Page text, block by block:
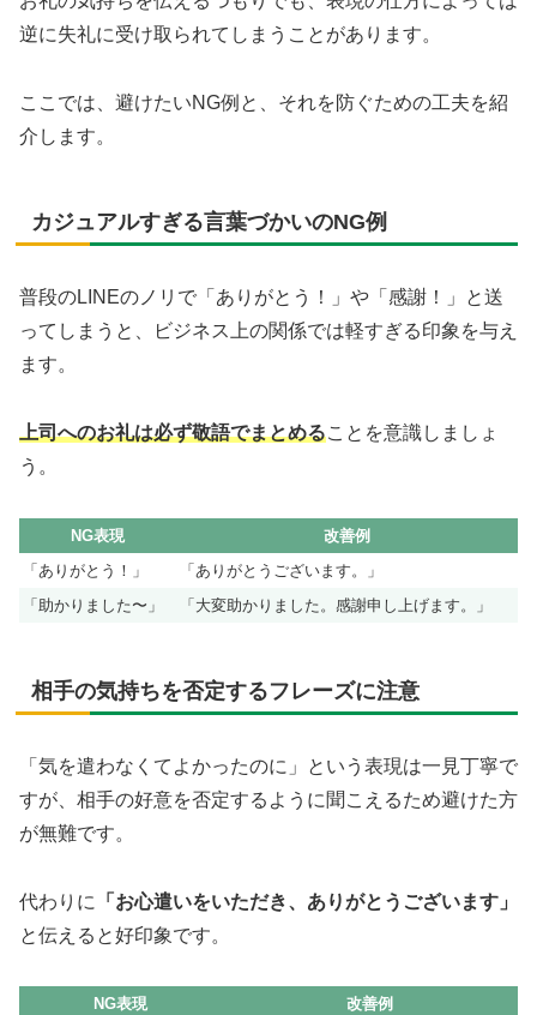
逆に失礼に受け取られてしまうことがあります。
ここでは、避けたいNG例と、それを防ぐための工夫を紹
介します。
カジュアルすぎる言葉づかいのNG例
普段のLINEのノリで「ありがとう！」や「感謝！」と送
ってしまうと、ビジネス上の関係では軽すぎる印象を与え
ます。
上司へのお礼は必ず敬語でまとめることを意識しましょ
う。
NG表現
改善例
「ありがとう！」
「ありがとうございます。」
「助かりました〜」
「大変助かりました。感謝申し上げます。」
相手の気持ちを否定するフレーズに注意
「気を遣わなくてよかったのに」という表現は一見丁寧で
すが、相手の好意を否定するように聞こえるため避けた方
が無難です。
代わりに
「お心遣いをいただき、ありがとうございます」
と伝えると好印象です。
NG表現
改善例